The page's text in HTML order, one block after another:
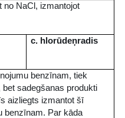
no NaCl, izmantojot
c. hlorūdeņradis
benzīnam, tiek
sadegšanas produkti
aizliegts izmantot šī
benzīnam. Par kāda